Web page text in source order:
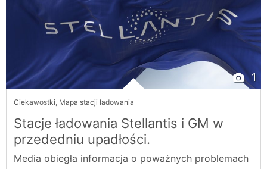
1
Ciekawostki Mapa stacji ładowania
Stacje ładowania Stellantis i GM w
przededniu upadłości.
Media obiegła informacja o poważnych problemach